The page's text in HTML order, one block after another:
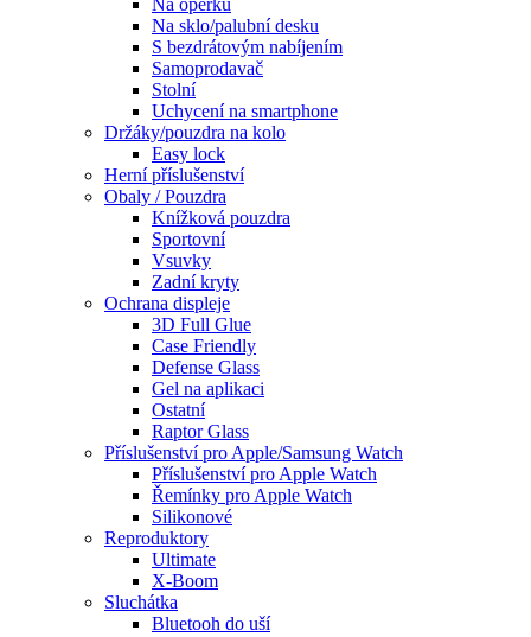
Na opěrku
Na sklo/palubní desku
S bezdrátovým nabíjením
Samoprodavač
Stolní
Uchycení na smartphone
Držáky/pouzdra na kolo
Easy lock
Herní příslušenství
Obaly / Pouzdra
Knížková pouzdra
Sportovní
Vsuvky
Zadní kryty
Ochrana displeje
3D Full Glue
Case Friendly
Defense Glass
Gel na aplikaci
Ostatní
Raptor Glass
Příslušenství pro Apple/Samsung Watch
Příslušenství pro Apple Watch
Řemínky pro Apple Watch
Silikonové
Reproduktory
Ultimate
X-Boom
Sluchátka
Bluetooh do uší